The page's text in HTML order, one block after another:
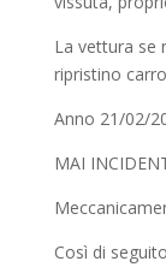
La vettura se
ripristino
Anno 21/02/
MAI
Così di